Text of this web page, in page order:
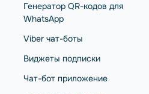
Генератор QR-кодов для
WhatsApp
Viber чат-боты
Виджеты подписки
Чат-бот приложение